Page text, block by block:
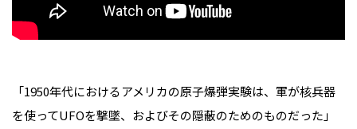
「1950年代におけるアメリカの原子爆弾実験は、軍が核兵器
を使ってUFOを撃墜、およびその隠蔽のためのものだった」